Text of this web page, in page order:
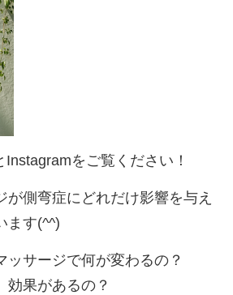
をご覧ください！
が側弯症にどれだけ影響を与え
ます(^^)
ッサージで何が変わるの？
効果があるの？